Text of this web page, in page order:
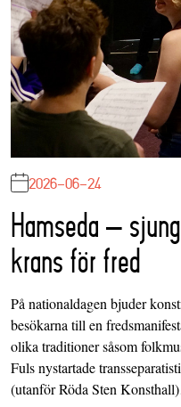
2026-06-24
Hamseda –
krans för fred
På nationaldagen bjuder
besökarna till en
olika traditioner såsom
Fuls nystartade
(utanför Röda Sten